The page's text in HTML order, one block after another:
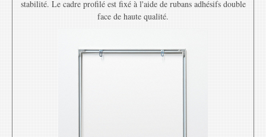
stabilité. Le cadre profilé est fixé à l'aide de rubans adhésifs double
face de haute qualité.